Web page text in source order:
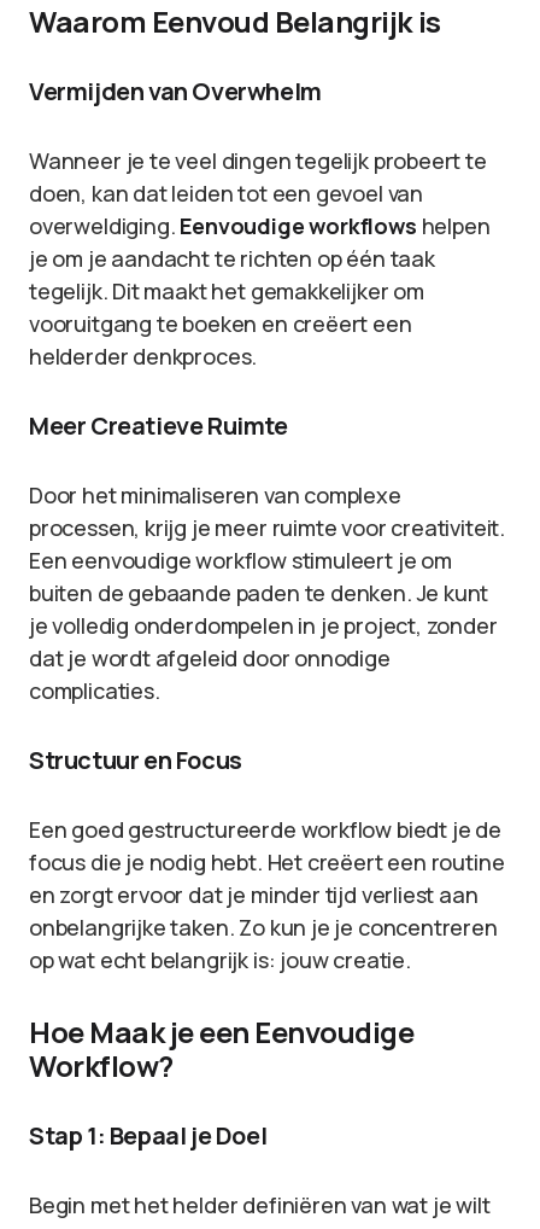
Waarom Eenvoud Belangrijk is
Vermijden van Overwhelm
Wanneer je te veel dingen tegelijk probeert te
doen, kan dat leiden tot een gevoel van
overweldiging. Eenvoudige workflows helpen
je om je aandacht te richten op één taak
tegelijk. Dit maakt het gemakkelijker om
vooruitgang te boeken en creëert een
helderder denkproces.
Meer Creatieve Ruimte
Door het minimaliseren van complexe
processen, krijg je meer ruimte voor creativiteit.
Een eenvoudige workflow stimuleert je om
buiten de gebaande paden te denken. Je kunt
je volledig onderdompelen in je project, zonder
dat je wordt afgeleid door onnodige
complicaties.
Structuur en Focus
Een goed gestructureerde workflow biedt je de
focus die je nodig hebt. Het creëert een routine
en zorgt ervoor dat je minder tijd verliest aan
onbelangrijke taken. Zo kun je je concentreren
op wat echt belangrijk is: jouw creatie.
Hoe Maak je een Eenvoudige
Workflow?
Stap 1: Bepaal je Doel
Begin met het helder definiëren van wat je wilt